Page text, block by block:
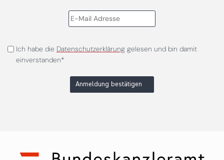
Ich habe die Datenschutzerklärunggelesen und bin damit
einverstanden*
Anmeldung bestätigen